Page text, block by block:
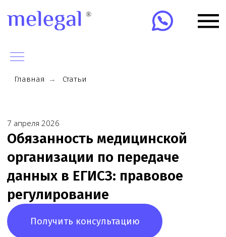
Главная
данных в ЕГИСЗ: правовое
регулирование
Получить консультацию
Обратитесь к юристу